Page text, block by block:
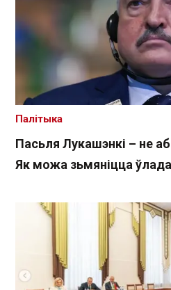
Пасьля Лукашэнкі – не
Як можа зьмяніцца ўлада
Палітыка